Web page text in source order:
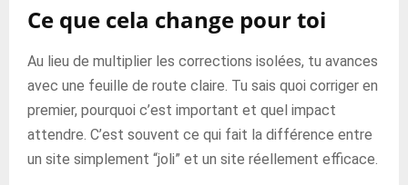
Ce que cela change pour toi
Au lieu de multiplier les corrections isolées, tu avances
avec une feuille de route claire. Tu sais quoi corriger en
premier, pourquoi c’est important et quel impact
attendre. C’est souvent ce qui fait la différence entre
un site simplement “joli” et un site réellement efficace.